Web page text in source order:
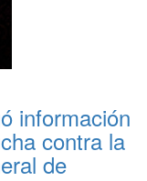
información
contra la
de